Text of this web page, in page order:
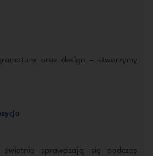
oraz design – stworzymy
sprawdzają się podczas